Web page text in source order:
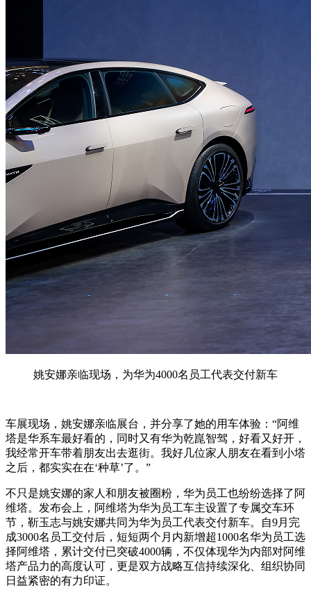
姚安娜亲临现场，为华为4000名员工代表交付新车
车展现场，姚安娜亲临展台，并分享了她的用车体验：“阿维
塔是华系车最好看的，同时又有华为乾崑智驾，好看又好开，
我经常开车带着朋友出去逛街。我好几位家人朋友在看到小塔
之后，都实实在在‘种草’了。”
不只是姚安娜的家人和朋友被圈粉，华为员工也纷纷选择了阿
维塔。发布会上，阿维塔为华为员工车主设置了专属交车环
节，靳玉志与姚安娜共同为华为员工代表交付新车。自9月完
成3000名员工交付后，短短两个月内新增超1000名华为员工选
择阿维塔，累计交付已突破4000辆，不仅体现华为内部对阿维
塔产品力的高度认可，更是双方战略互信持续深化、组织协同
日益紧密的有力印证。